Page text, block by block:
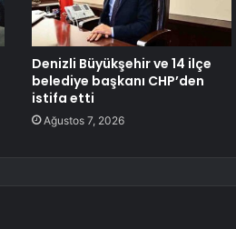
Denizli Büyükşehir ve 14 ilçe
belediye başkanı CHP’den
istifa etti
Ağustos 7, 2026